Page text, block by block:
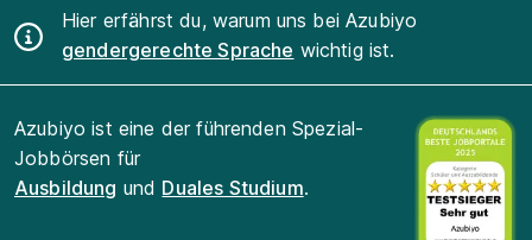
Hier erfährst du, warum uns bei Azubiyo
gendergerechte Sprache wichtig ist.
Azubiyo ist eine der führenden Spezial-
Jobbörsen für
Ausbildung und Duales Studium.